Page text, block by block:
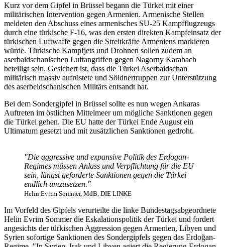
Kurz vor dem Gipfel in Brüssel begann die Türkei mit einer
militärischen Intervention gegen Armenien. Armenische Stellen
meldeten den Abschuss eines armenisches SU-25 Kampfflugzeugs
durch eine türkische F-16, was den ersten direkten Kampfeinsatz der
türkischen Luftwaffe gegen die Streitkräfte Armeniens markieren
würde. Türkische Kampfjets und Drohnen sollen zudem an
aserbaidschanischen Luftangriffen gegen Nagorny Karabach
beteiligt sein. Gesichert ist, dass die Türkei Aserbaidschan
militärisch massiv aufrüstete und Söldnertruppen zur Unterstützung
des aserbeidschanischen Militärs entsandt hat.
Bei dem Sondergipfel in Brüssel sollte es nun wegen Ankaras
Auftreten im östlichen Mittelmeer um mögliche Sanktionen gegen
die Türkei gehen. Die EU hatte der Türkei Ende August ein
Ultimatum gesetzt und mit zusätzlichen Sanktionen gedroht.
"Die aggressive und expansive Politik des Erdogan-
Regimes müssen Anlass und Verpflichtung für die EU
sein, längst geforderte Sanktionen gegen die Türkei
endlich umzusetzen."
Helin Evrim Sommer, MdB, DIE LINKE
Im Vorfeld des Gipfels verurteilte die linke Bundestagsabgeordnete
Helin Evrim Sommer die Eskalationspolitik der Türkei und fordert
angesichts der türkischen Aggression gegen Armenien, Libyen und
Syrien sofortige Sanktionen des Sondergipfels gegen das Erdoğan-